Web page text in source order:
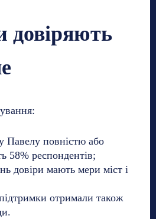
довіряють
Павелу повністю або
58% респондентів;
довіри мають мери міст і
отримали також